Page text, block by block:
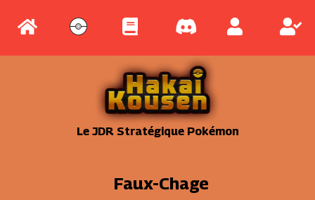
Le JDR Stratégique Pokémon
Faux-Chage